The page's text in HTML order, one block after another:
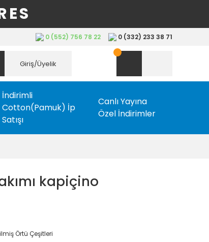
0 (552) 756 78 22 0 (332) 233 38 71
Giriş/Üyelik
İndirimli
Cotton(Pamuk) İp
Satışı
Canlı Yayına
Özel İndirimler
kapiçino
Örtü Çeşitleri